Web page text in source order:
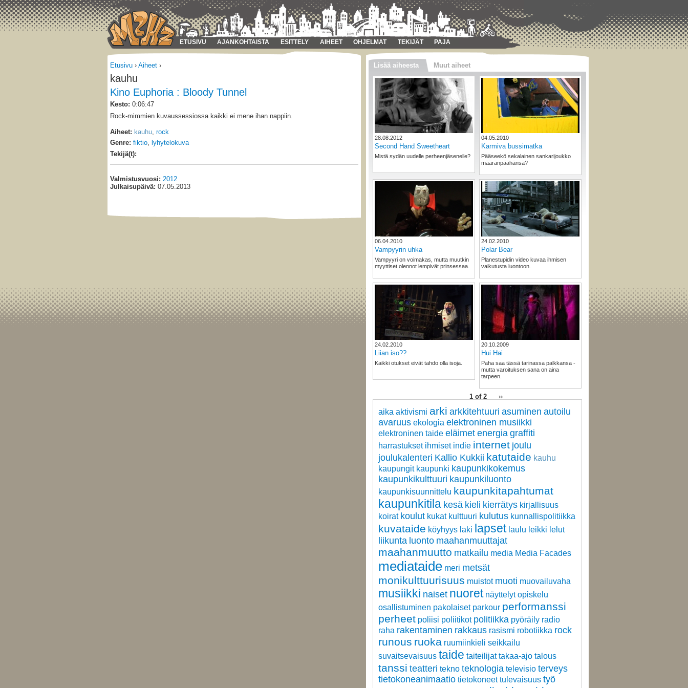
ETUSIVU AJANKOHTAISTA ESITTELY AIHEET OHJELMAT TEKIJÄT PAJA
Etusivu › Aiheet ›
kauhu
Kino Euphoria : Bloody Tunnel
Kesto: 0:06:47
Rock-mimmien kuvaussessiossa kaikki ei mene ihan nappiin.
Aiheet: kauhu rock
Genre: fiktio, lyhytelokuva
Tekijä(t):
Valmistusvuosi: 2012
Julkaisupäivä: 07.05.2013
Lisää aiheesta Muut aiheet
28.08.2012
Second Hand Sweetheart
Mistä sydän uudelle perheenjäsenelle?
04.05.2010
Karmiva bussimatka
Pääseekö sekalainen sankarijoukko
määränpäähänsä?
06.04.2010
Vampyyrin uhka
Vampyyri on voimakas, mutta muutkin
myyttiset olennot lempivät prinsessaa.
24.02.2010
Polar Bear
Planestupidin video kuvaa ihmisen
vaikutusta luontoon.
24.02.2010
Liian iso??
Kaikki otukset eivät tahdo olla isoja.
20.10.2009
Hui Hai
Paha saa tässä tarinassa palkkansa -
mutta varoituksen sana on aina
tarpeen.
1 of 2 ››
aika aktivismi arki arkkitehtuuri asuminen autoilu
avaruus ekologia elektroninen musiikki
elektroninen taide eläimet energia graffiti
harrastukset ihmiset indie internet joulu
joulukalenteri Kallio Kukkii katutaide kauhu
kaupungit kaupunki kaupunkikokemus
kaupunkikulttuuri kaupunkiluonto
kaupunkisuunnittelu kaupunkitapahtumat
kaupunkitila kesä kieli kierrätys kirjallisuus
koirat koulut kukat kulttuuri kulutus kunnallispolitiikka
kuvataide köyhyys laki lapset laulu leikki lelut
liikunta luonto maahanmuuttajat
maahanmuutto matkailu media Media Facades
mediataide meri metsät
monikulttuurisuus muistot muoti muovailuvaha
musiikki naiset nuoret näyttelyt opiskelu
osallistuminen pakolaiset parkour performanssi
perheet poliisi poliitikot politiikka pyöräily radio
raha rakentaminen rakkaus rasismi robotiikka rock
runous ruoka ruumiinkieli seikkailu
suvaitsevaisuus taide taiteilijat takaa-ajo talous
tanssi teatteri tekno teknologia televisio terveys
tietokoneanimaatio tietokoneet tulevaisuus työ